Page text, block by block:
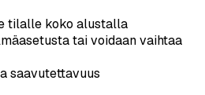
tilalle koko alustalla
tai voidaan vaihtaa
saavutettavuus